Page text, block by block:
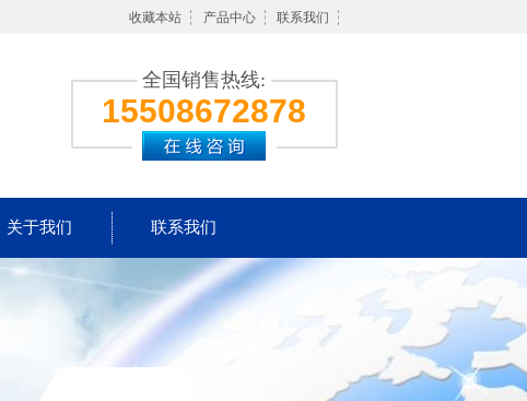
收藏本站 产品中心 联系我们
全国销售热线:
15508672878
关于我们 联系我们